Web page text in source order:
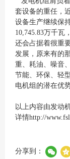
套设备的重任，
设备生产继续保
10,745.83万千瓦
还会占据着很重
发展，原来有的
重、耗油、噪音
节能、环保、轻
电机组的潜在优势
以上内容由发动
详情http://
分享到：